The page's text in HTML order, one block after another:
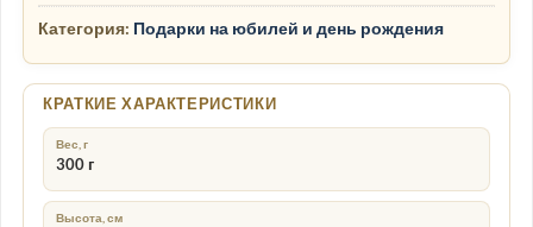
Категория: Подарки на юбилей и день рождения
КРАТКИЕ ХАРАКТЕРИСТИКИ
Вес, г
300 г
Высота, см